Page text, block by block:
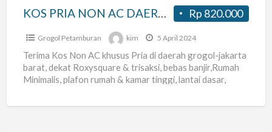
Rp 820.000
KOS PRIA NON AC DAERAH GROGOL
Grogol Petamburan kim 5 April 2024
Terima Kos Non AC khusus Pria di daerah grogol-jakarta
barat, dekat Roxysquare & trisaksi, bebas banjir,Rumah
Minimalis, plafon rumah & kamar tinggi, lantai dasar,